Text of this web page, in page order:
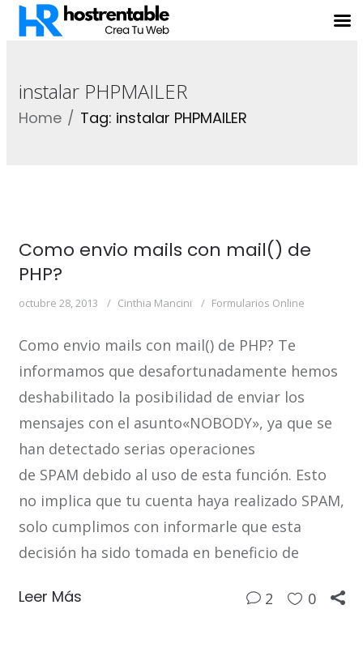
instalar PHPMAILER
Home Tag: instalar PHPMAILER
Como envio mails con mail() de
PHP?
octubre 28, 2013 Cinthia Mancini Formularios Online
Como envio mails con mail() de PHP? Te
informamos que desafortunadamente hemos
deshabilitado la posibilidad de enviar los
mensajes con el asunto«NOBODY», ya que se
han detectado serias operaciones
de SPAM debido al uso de esta función. Esto
no implica que tu cuenta haya realizado SPAM,
solo cumplimos con informarle que esta
decisión ha sido tomada en beneficio de
Leer Más 2 0